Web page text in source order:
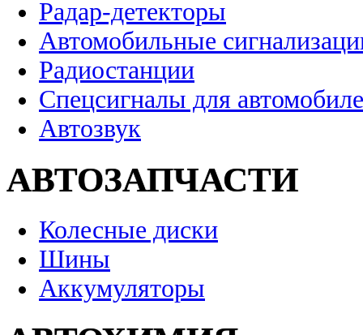
Радар-детекторы
Автомобильные
Радиостанции
Спецсигналы для
Автозвук
АВТОЗАПЧАСТИ
Колесные диски
Шины
Аккумуляторы